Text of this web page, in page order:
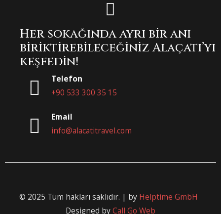
Her sokağında ayrı bir anı
biriktirebileceğiniz Alaçatı’yı
keşfedin!
Telefon
+90 533 300 35 15
Email
info@alacatitravel.com
© 2025 Tüm hakları saklıdır. | by Helptime GmbH
Designed byCall Go Web